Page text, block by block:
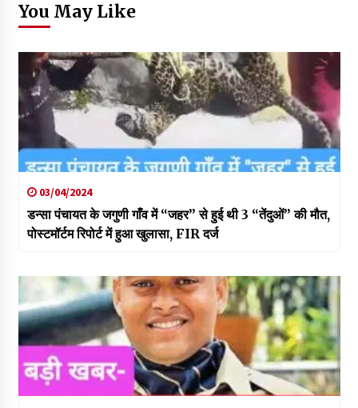
You May Like
03/04/2024
डन्सा पंचायत के जगुणी गाँव में “जहर” से हुई थी 3 “तेंदुओं” की मौत,
पोस्टमॉर्टम रिपोर्ट में हुआ खुलासा, FIR दर्ज